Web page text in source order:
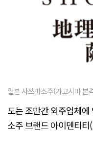
일본 사쓰마소주(가고시마 본
도는 조만간 외주업체
소주 브랜드 아이덴티